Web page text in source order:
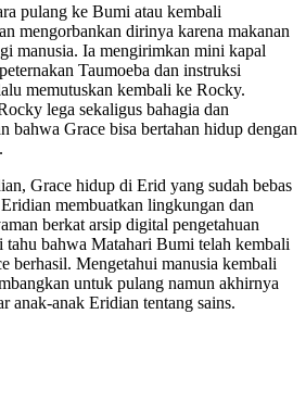
pulang ke Bumi atau kembali
mengorbankan dirinya karena makanan
manusia. Ia mengirimkan mini kapal
Taumoeba dan instruksi
memutuskan kembali ke Rocky.
lega sekaligus bahagia dan
bahwa Grace bisa bertahan hidup dengan
Grace hidup di Erid yang sudah bebas
membuatkan lingkungan dan
berkat arsip digital pengetahuan
tahu bahwa Matahari Bumi telah kembali
berhasil. Mengetahui manusia kembali
untuk pulang namun akhirnya
anak-anak Eridian tentang sains.